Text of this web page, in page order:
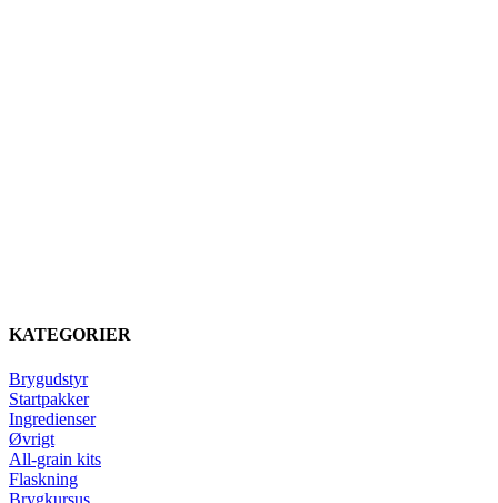
KATEGORIER
Brygudstyr
Startpakker
Ingredienser
Øvrigt
All-grain kits
Flaskning
Brygkursus